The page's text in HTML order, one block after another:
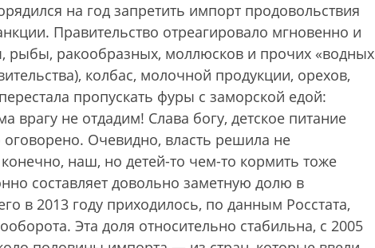
на год запретить импорт продовольствия
Правительство отреагировало мгновенно и
рыбы, ракообразных, моллюсков и прочих «водных
колбас, молочной продукции, орехов,
пропускать фуры с заморской едой:
врагу не отдадим! Слава богу, детское питание
Очевидно, власть решила не
наш, но детей-то чем-то кормить тоже
составляет довольно заметную долю в
в 2013 году приходилось, по данным Росстата,
Эта доля относительно стабильна, с 2005